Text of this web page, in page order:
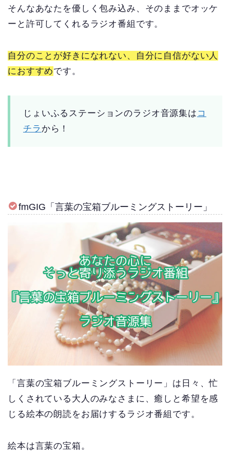
そんなあなたを優しく包み込み、そのままでオッケ
ーと許可してくれるラジオ番組です。
自分のことが好きになれない、自分に自信がない人
におすすめです。
じょいふるステーションのラジオ音源集は コ
チラ から！
fmGIG「言葉の宝箱ブルーミングストーリー」
「言葉の宝箱ブルーミングストーリー」は日々、忙
しくされている大人のみなさまに、癒しと希望を感
じる絵本の朗読をお届けするラジオ番組です。
絵本は言葉の宝箱。